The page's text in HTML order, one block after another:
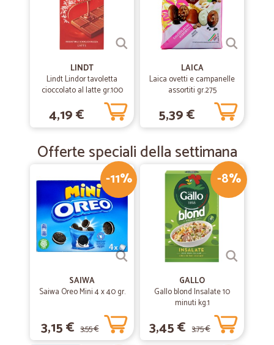
LINDT
Lindt Lindor tavoletta
cioccolato al latte gr.100
4,19 €
LAICA
Laica ovetti e campanelle
assortiti gr.275
5,39 €
Offerte speciali della settimana
-11%
SAIWA
Saiwa Oreo Mini 4 x 40 gr.
3,15 € 3,55 €
-8%
GALLO
Gallo blond Insalate 10
minuti kg.1
3,45 € 3,75 €